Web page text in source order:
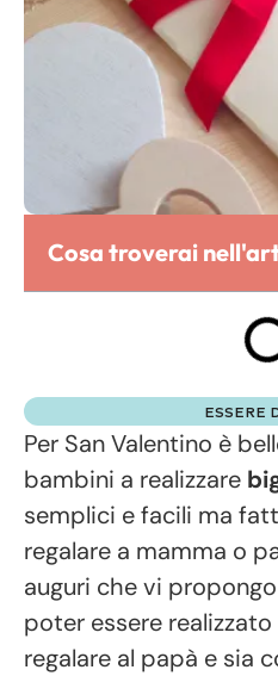
Cosa troverai
ESSERE
Per San Valentino è
bambini a realizzare
semplici e facili ma
regalare a mamma o
auguri che vi
poter essere
regalare al papà e sia